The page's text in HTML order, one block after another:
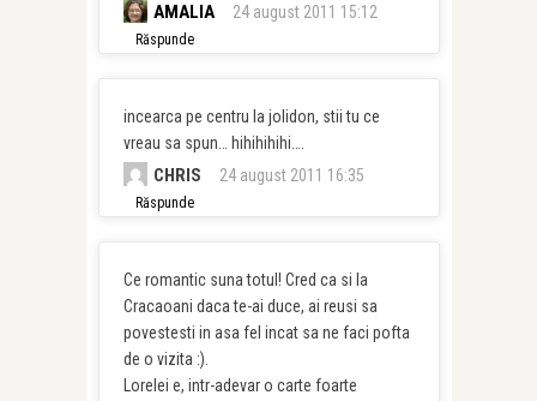
AMALIA 24 august 2011 15:12
Răspunde
incearca pe centru la jolidon, stii tu ce
vreau sa spun… hihihihihi….
CHRIS 24 august 2011 16:35
Răspunde
Ce romantic suna totul! Cred ca si la
Cracaoani daca te-ai duce, ai reusi sa
povestesti in asa fel incat sa ne faci pofta
de o vizita :).
Lorelei e, intr-adevar o carte foarte